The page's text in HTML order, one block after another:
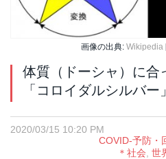
画像の出典: Wikipedia
体質（ドーシャ）に合
「コロイダルシルバ
2020/03/15 10:20 PM
COVID-予防・
＊社会 世